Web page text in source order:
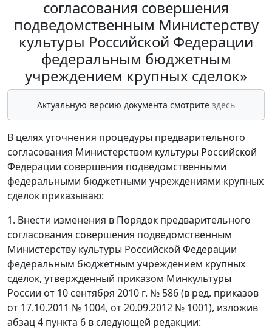
согласования совершения
подведомственным Министерству
культуры Российской Федерации
федеральным бюджетным
учреждением крупных сделок»
Актуальную версию документа смотрите здесь
В целях уточнения процедуры предварительного
согласования Министерством культуры Российской
Федерации совершения подведомственными
федеральными бюджетными учреждениями крупных
сделок приказываю:
1. Внести изменения в Порядок предварительного
согласования совершения подведомственным
Министерству культуры Российской Федерации
федеральным бюджетным учреждением крупных
сделок, утвержденный приказом Минкультуры
России от 10 сентября 2010 г. № 586 (в ред. приказов
от 17.10.2011 № 1004, от 20.09.2012 № 1001), изложив
абзац 4 пункта 6 в следующей редакции: